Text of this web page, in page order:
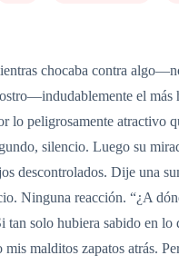
chocaba contra
el
lo peligrosamente atractivo
silencio. Luego su
descontrolados. Dije una
Ninguna reacción. “¿A
solo hubiera sabido en
malditos zapatos atrás.